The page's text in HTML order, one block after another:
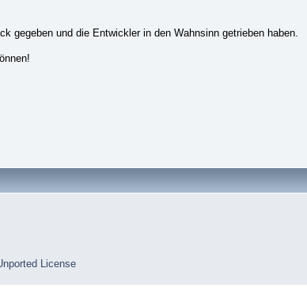
gegeben und die Entwickler in den Wahnsinn getrieben haben.
License